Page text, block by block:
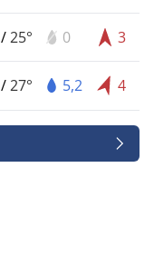
/25° 0 3
/27° 5,2 4